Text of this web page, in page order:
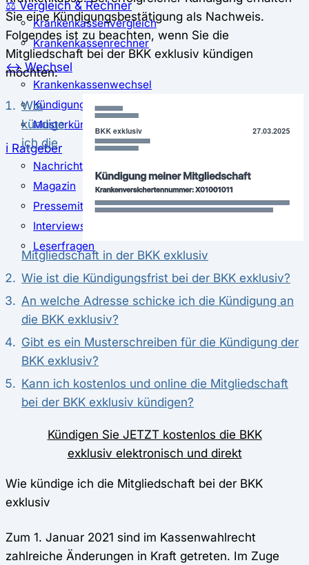
⚖️ Vergleich & Rechner
Krankenkassenvergleich
Krankenkassenrechner
↔ Wechsel
Krankenkassenwechsel
Kündigung
Musterkündigung
ℹ Ratgeber
Nachrichten
Magazin
Pressemitteilungen
Interviews
Leserfragen
Sie eine Kündigungsbestätigung als Nachweis.
Folgendes ist zu beachten, wenn Sie die
Mitgliedschaft bei der BKK exklusiv kündigen
möchten:
Wie
kündige
ich die
Mitgliedschaft in der BKK exklusiv
Wie ist die Kündigungsfrist bei der BKK exklusiv?
An welche Adresse schicke ich die Kündigung an
die BKK exklusiv?
Gibt es ein Musterschreiben für die Kündigung der
BKK exklusiv?
Kann ich kostenlos und online die Mitgliedschaft
bei der BKK exklusiv kündigen?
Kündigen Sie JETZT kostenlos die BKK
exklusiv elektronisch und direkt
Wie kündige ich die Mitgliedschaft bei der BKK
exklusiv
Zum 1. Januar 2021 sind im Kassenwahlrecht
zahlreiche Änderungen in Kraft getreten. Im Zuge